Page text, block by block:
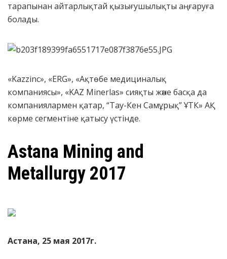
тарапынан айтарлықтай қызығушылықты аңғаруға
болады.
«Kazzinc», «ERG», «Ақтөбе медициналық
компаниясы», «KAZ Minerlas» сияқты және басқа да
компаниялармен қатар, “Тау-Кен Самұрық” ҰТК» АҚ
көрме сегментіне қатысу үстінде.
Astana Mining and
Metallurgy 2017
Астана, 25 мая 2017г.